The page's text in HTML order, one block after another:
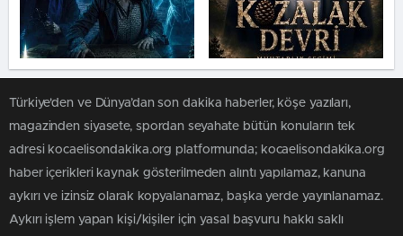
Türkiye'den ve Dünya’dan son dakika haberler, köşe yazıları,
magazinden siyasete, spordan seyahate bütün konuların tek
adresi kocaelisondakika.org platformunda; kocaelisondakika.org
haber içerikleri kaynak gösterilmeden alıntı yapılamaz, kanuna
aykırı ve izinsiz olarak kopyalanamaz, başka yerde yayınlanamaz.
Aykırı işlem yapan kişi/kişiler için yasal başvuru hakkı saklı